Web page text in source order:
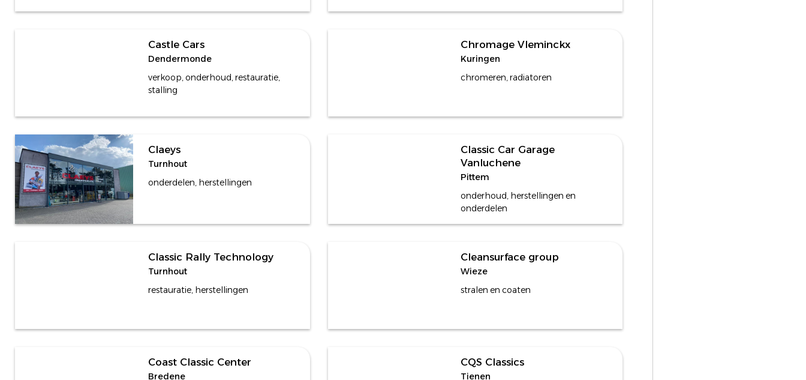
Castle Cars
Dendermonde
verkoop, onderhoud, restauratie,
stalling
Chromage Vleminckx
Kuringen
chromeren, radiatoren
Claeys
Turnhout
onderdelen, herstellingen
Classic Car Garage
Vanluchene
Pittem
onderhoud, herstellingen en
onderdelen
Classic Rally Technology
Turnhout
restauratie, herstellingen
Cleansurface group
Wieze
stralen en coaten
Coast Classic Center
Bredene
CQS Classics
Tienen